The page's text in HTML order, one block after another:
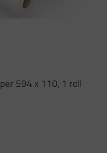
594 x 110, 1 roll